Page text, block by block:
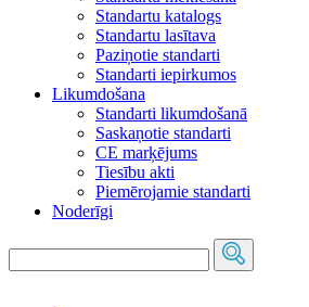
Standartu katalogs
Standartu lasītava
Paziņotie standarti
Standarti iepirkumos
Likumdošana
Standarti likumdošanā
Saskaņotie standarti
CE marķējums
Tiesību akti
Piemērojamie standarti
Noderīgi